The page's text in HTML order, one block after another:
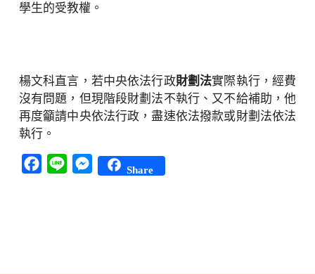
學生的受教權。
楊文科直言，若中央依法行政財劃法實際執行，經費
沒有問題，但現階段財劃法不執行、又不給補助，他
再度籲請中央依法行政，盡速依法撥款或財劃法依法
執行。
Facebook
Line Messenger
Share